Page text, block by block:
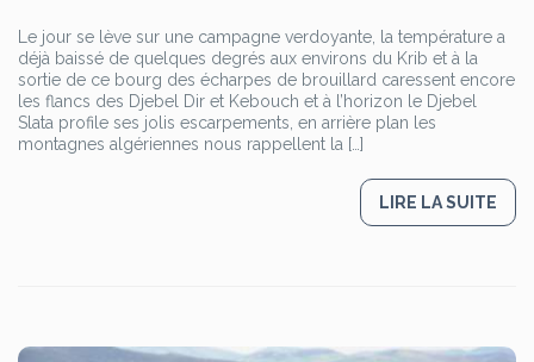
Le jour se lève sur une campagne verdoyante, la température a
déjà baissé de quelques degrés aux environs du Krib et à la
sortie de ce bourg des écharpes de brouillard caressent encore
les flancs des Djebel Dir et Kebouch et à l’horizon le Djebel
Slata profile ses jolis escarpements, en arrière plan les
montagnes algériennes nous rappellent la […]
LIRE LA SUITE